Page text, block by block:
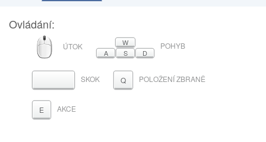
Ovládání:
MYŠ
ÚTOK
W
A
S D
POHYB
MEZERNÍKSKOK Q POLOŽENÍ ZBRANĚ
E AKCE